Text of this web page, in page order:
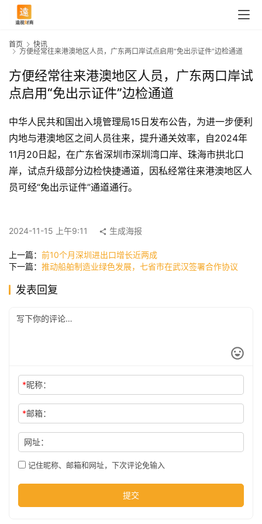
首
讯
司
尚
科
技
首页
快讯
方便经常往来港澳地区人员，广东两口岸试点启用“免出示证件”边检通道
方便经常往来港澳地区人员，广东两口岸试
点启用“免出示证件”边检通道
中华人民共和国出入境管理局15日发布公告，为进一步便利
内地与港澳地区之间人员往来，提升通关效率，自2024年
11月20日起，在广东省深圳市深圳湾口岸、珠海市拱北口
岸，试点升级部分边检快捷通道，因私经常往来港澳地区人
员可经“免出示证件”通道通行。
2024-11-15 上午9:11 生成海报
上一篇： 前10个月深圳进出口增长近两成
下一篇： 推动船舶制造业绿色发展，七省市在武汉签署合作协议
发表回复
*昵称：
*邮箱：
网址：
记住昵称、邮箱和网址，下次评论免输入
提交